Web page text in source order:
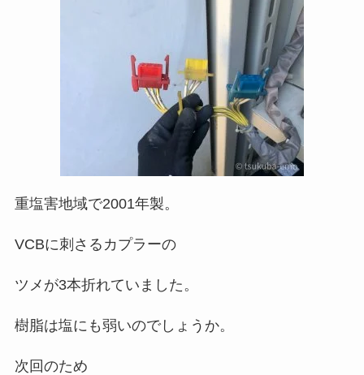
重塩害地域で2001年製。
VCBに刺さるカプラーの
ツメが3本折れていました。
樹脂は塩にも弱いのでしょうか。
次回のため